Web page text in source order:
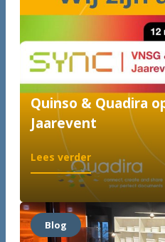
Quinso & Quadira
Jaarevent
Lees verder:
Quinso
Quadira
op
het
Blog